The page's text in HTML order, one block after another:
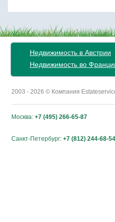
Недвижимость в Австрии
Недвижимость во
2003 - 2026 © Компания
Москва: +7 (495) 266-65-87
Санкт-Петербург: +7 (812) 244-68-54